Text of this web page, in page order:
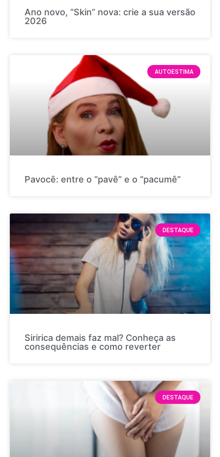
Ano novo, “Skin” nova: crie a sua versão
2026
AUTOESTIMA
Pavocê: entre o “pavê” e o “pacumê”
DESTAQUE
Siririca demais faz mal? Conheça as
consequências e como reverter
DESTAQUE